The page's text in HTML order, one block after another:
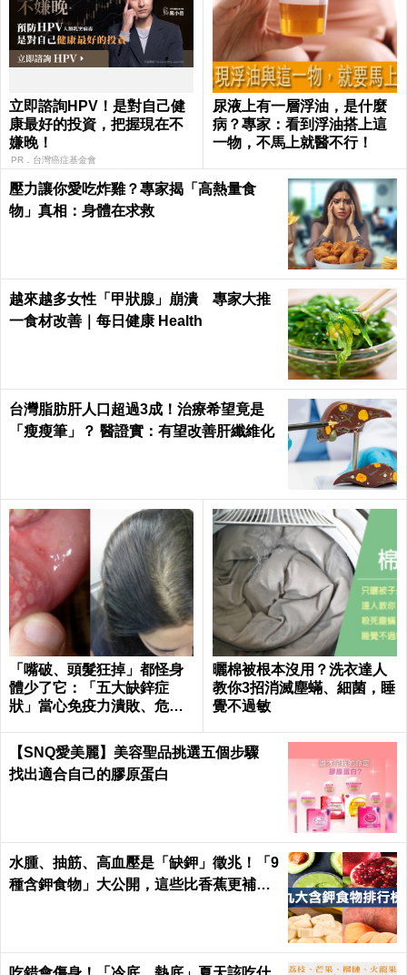
立即諮詢HPV！是對自己健
康最好的投資，把握現在不
嫌晚！
PR．台灣癌症基金會
尿液上有一層浮油，是什麼
病？專家：看到浮油搭上這
一物，不馬上就醫不行！
壓力讓你愛吃炸雞？專家揭「高熱量食
物」真相：身體在求救
越來越多女性「甲狀腺」崩潰 專家大推
一食材改善｜每日健康 Health
台灣脂肪肝人口超過3成！治療希望竟是
「瘦瘦筆」？ 醫證實：有望改善肝纖維化
「嘴破、頭髮狂掉」都怪身
體少了它：「五大缺鋅症
狀」當心免疫力潰敗、危機
日健康Health
曬棉被根本沒用？洗衣達人
教你3招消滅塵蟎、細菌，睡
覺不過敏
【SNQ愛美麗】美容聖品挑選五個步驟
找出適合自己的膠原蛋白
水腫、抽筋、高血壓是「缺鉀」徵兆！「9
種含鉀食物」大公開，這些比香蕉更補鉀